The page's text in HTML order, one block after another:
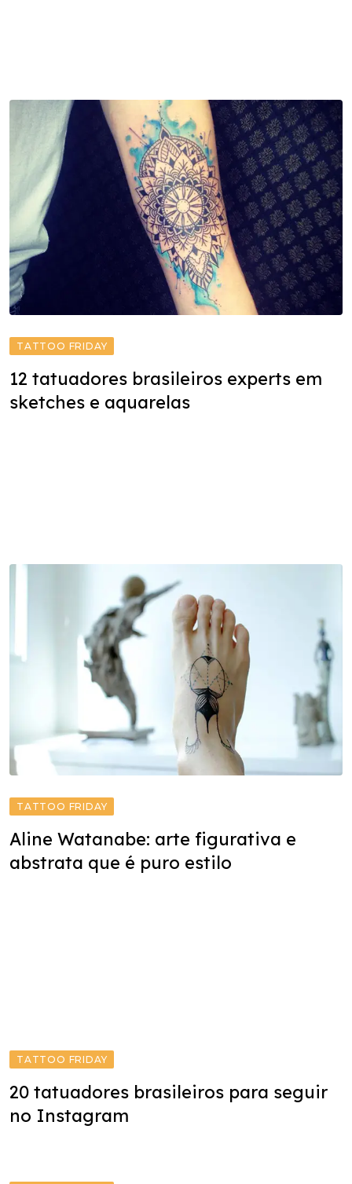
TATTOO FRIDAY
12 tatuadores brasileiros experts em
sketches e aquarelas
TATTOO FRIDAY
Aline Watanabe: arte figurativa e
abstrata que é puro estilo
TATTOO FRIDAY
20 tatuadores brasileiros para seguir
no Instagram